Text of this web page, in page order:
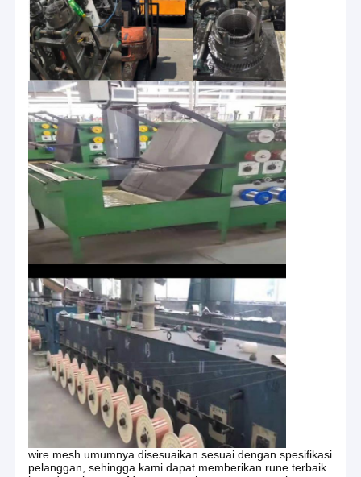
Rumah
Tampilan VR
wire mesh umumnya disesuaikan sesuai dengan spesifikasi
pelanggan, sehingga kami dapat memberikan rune terbaik
Anping Zhaotong Metal Netting Co, Ltd adalah
pabrik profesional pembuatan wire mesh, terlibat
dalam garis ini selama lebih dari 20 tahun dan telah
mengumpulkan pengalaman yang kaya dalam